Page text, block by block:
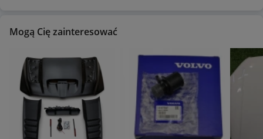
Mogą Cię zainteresować